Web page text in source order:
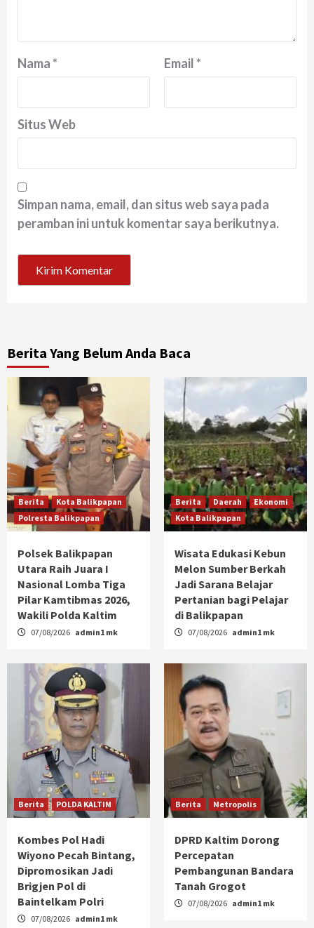
Nama* Email*
Situs Web
Simpan nama, email, dan situs web saya pada
peramban ini untuk komentar saya berikutnya.
Berita Yang Belum Anda Baca
Berita
Kota Balikpapan
Polresta Balikpapan
Polsek Balikpapan
Utara Raih Juara I
Nasional Lomba Tiga
Pilar Kamtibmas 2026,
Wakili Polda Kaltim
07/08/2026 admin1 mk
Berita Daerah
Ekonomi
Kota Balikpapan
Wisata Edukasi Kebun
Melon Sumber Berkah
Jadi Sarana Belajar
Pertanian bagi Pelajar
di Balikpapan
07/08/2026 admin1 mk
Berita POLDA KALTIM
Kombes Pol Hadi
Wiyono Pecah Bintang,
Dipromosikan Jadi
Brigjen Pol di
Baintelkam Polri
07/08/2026 admin1 mk
Berita Metropolis
DPRD Kaltim Dorong
Percepatan
Pembangunan Bandara
Tanah Grogot
07/08/2026 admin1 mk